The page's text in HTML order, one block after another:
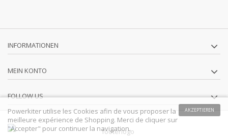
INFORMATIONEN
MEIN KONTO
FOLLOW US
AKZEPTIEREN
Powerkiter utilise les Cookies afin de vous proposer la
meilleure expérience de Shopping. Merci de cliquer sur
"Accepter" pour continuer la navigation.